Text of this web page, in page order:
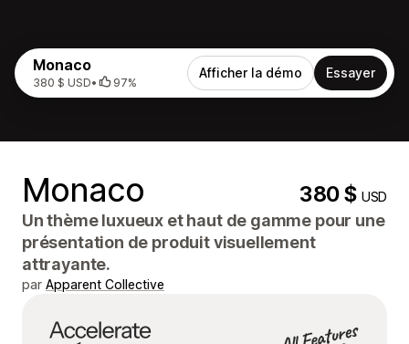
Monaco
380 $ USD• 97%
Afficher la démo Essayer
Monaco 380 $USD
Un thème luxueux et haut de gamme pour une
présentation de produit visuellement
attrayante.
par Apparent Collective